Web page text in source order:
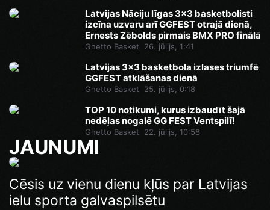
Latvijas Nāciju līgas 3x3 basketbolisti
izcīna uzvaru arī GGFEST otrajā dienā,
Ernests Zēbolds pirmais BMX PRO finālā
Ghetto Basket 26. jūlijs, 1:41
Latvijas 3x3 basketbola izlases triumfē
GGFEST atklāšanas dienā
Ghetto Basket 25. jūlijs, 0:18
TOP 10 notikumi, kurus izbaudīt šajā
nedēļas nogalē GG FEST Ventspilī!
Ghetto Basket 22. jūlijs, 10:58
JAUNUMI
Cēsis uz vienu dienu kļūs par Latvijas
ielu sporta galvaspilsētu